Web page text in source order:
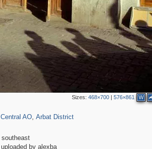
Sizes:468×700 |576×861 W
Central AO, Arbat District
southeast
uploaded by alexba